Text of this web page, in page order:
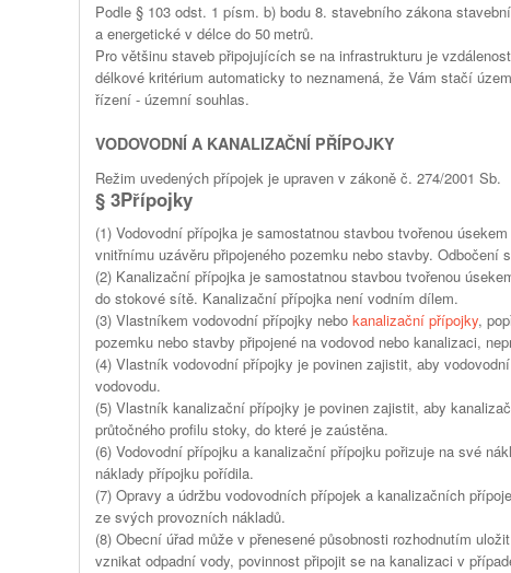
Podle § 103 odst. 1 písm. b) bodu 8. stavebního zákona
a energetické v délce do 50 metrů.
Pro většinu staveb připojujících se na infrastrukturu je
délkové kritérium automaticky to neznamená, že Vám stačí
řízení - územní souhlas.
VODOVODNÍ A KANALIZAČNÍ PŘÍPOJKY
Režim uvedených přípojek je upraven v zákoně č. 274/2001 Sb.
§ 3Přípojky
(1) Vodovodní přípojka je samostatnou stavbou tvořenou
vnitřnímu uzávěru připojeného pozemku nebo stavby.
(2) Kanalizační přípojka je samostatnou stavbou tvořenou
do stokové sítě. Kanalizační přípojka není vodním dílem.
(3) Vlastníkem vodovodní přípojky nebo kanalizační přípojky,
pozemku nebo stavby připojené na vodovod nebo kanalizaci,
(4) Vlastník vodovodní přípojky je povinen zajistit, aby
vodovodu.
(5) Vlastník kanalizační přípojky je povinen zajistit, aby
průtočného profilu stoky, do které je zaústěna.
(6) Vodovodní přípojku a kanalizační přípojku pořizuje na své
náklady přípojku pořídila.
(7) Opravy a údržbu vodovodních přípojek a kanalizačních
ze svých provozních nákladů.
(8) Obecní úřad může v přenesené působnosti rozhodnutím
vznikat odpadní vody, povinnost připojit se na kanalizaci v